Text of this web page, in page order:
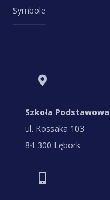
Symbole
Szkoła
ul. Kossaka 103
84-300 Lębork